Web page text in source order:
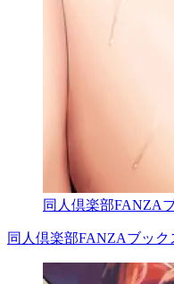
同人倶楽部FANZA
同人倶楽部FANZAブック